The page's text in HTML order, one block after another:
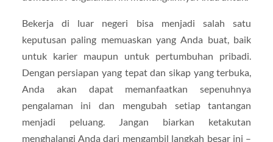
Bekerja di luar negeri bisa menjadi salah satu
keputusan paling memuaskan yang Anda buat, baik
untuk karier maupun untuk pertumbuhan pribadi.
Dengan persiapan yang tepat dan sikap yang terbuka,
Anda akan dapat memanfaatkan sepenuhnya
pengalaman ini dan mengubah setiap tantangan
menjadi peluang. Jangan biarkan ketakutan
menghalangi Anda dari mengambil langkah besar ini –